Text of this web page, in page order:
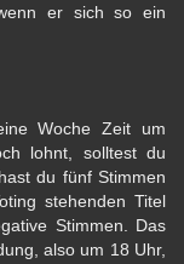
er sich so ein
Woche Zeit um
lohnt, solltest du
du fünf Stimmen
stehenden Titel
Stimmen. Das
also um 18 Uhr,